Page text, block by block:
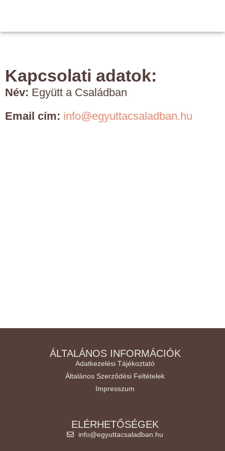
Kapcsolati adatok:
Név: Együtt a Családban
Email cím: info@egyuttacsaladban.hu
ÁLTALÁNOS INFORMÁCIÓK
Adatkezelési Tájékoztató
Általános Szerződési Feltételek
Impresszum
ELÉRHETŐSÉGEK
info@egyuttacsaladban.hu